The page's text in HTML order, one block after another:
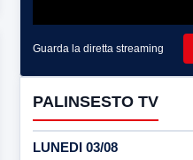
Guarda la diretta streaming
PALINSESTO TV
LUNEDI 03/08